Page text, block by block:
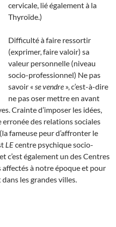
cervicale, lié également à la
Thyroïde.)
Difficulté à faire ressortir
(exprimer, faire valoir) sa
valeur personnelle (niveau
socio-professionnel) Ne pas
savoir « se vendre », c’est-à-dire
ne pas oser mettre en avant
Crainte d’imposer les idées,
erronée des relations sociales
fameuse peur d’affronter le
LEcentre psychique socio-
c’est également un des Centres
à notre époque et pour
les grandes villes.